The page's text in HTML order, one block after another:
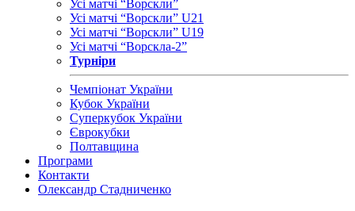
Усі матчі “Ворскли”
Усі матчі “Ворскли” U21
Усі матчі “Ворскли” U19
Усі матчі “Ворскла-2”
Турніри
Чемпіонат України
Кубок України
Суперкубок України
Єврокубки
Полтавщина
Програми
Контакти
Олександр Стадниченко